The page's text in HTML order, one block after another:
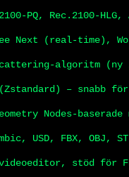
PQ, Rec.2100-HLG,
Next (real-time),
algoritm
– snabb
Nodes-
USD, FBX, OBJ,
stöd för